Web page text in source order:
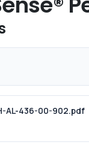
AL-436-00-902.pdf